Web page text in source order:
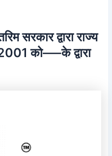
सरकार द्वारा राज्य
को—–के द्वारा